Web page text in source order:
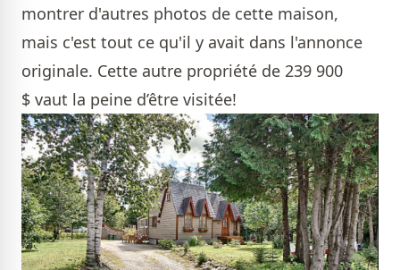
montrer d'autres photos de cette maison,
mais c'est tout ce qu'il y avait dans l'annonce
originale. Cette autre propriété de 239 900
$ vaut la peine d’être visitée!